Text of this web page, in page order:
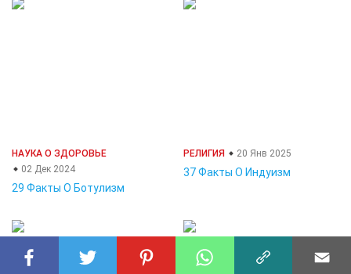
НАУКА О ЗДОРОВЬЕ
02 Дек 2024
29 Факты О Ботулизм
РЕЛИГИЯ 20 Янв 2025
37 Факты О Индуизм